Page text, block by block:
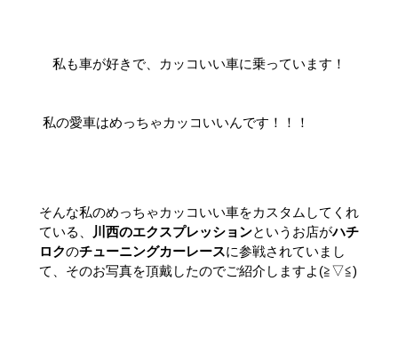
私も車が好きで、カッコいい車に乗っています！
私の愛車はめっちゃカッコいいんです！！！
そんな私のめっちゃカッコいい車をカスタムしてくれ
ている、
川西のエクスプレッションというお店がハチ
ロクのチューニングカーレースに参戦されていまし
て、そのお写真を頂戴したのでご紹介しますよ(≧▽≦)